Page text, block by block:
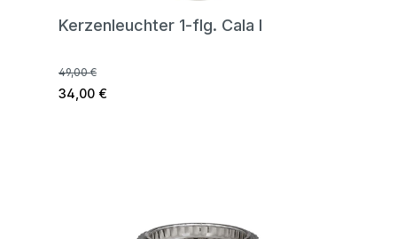
Kerzenleuchter 1-flg. Cala I
49,00 €
34,00 €